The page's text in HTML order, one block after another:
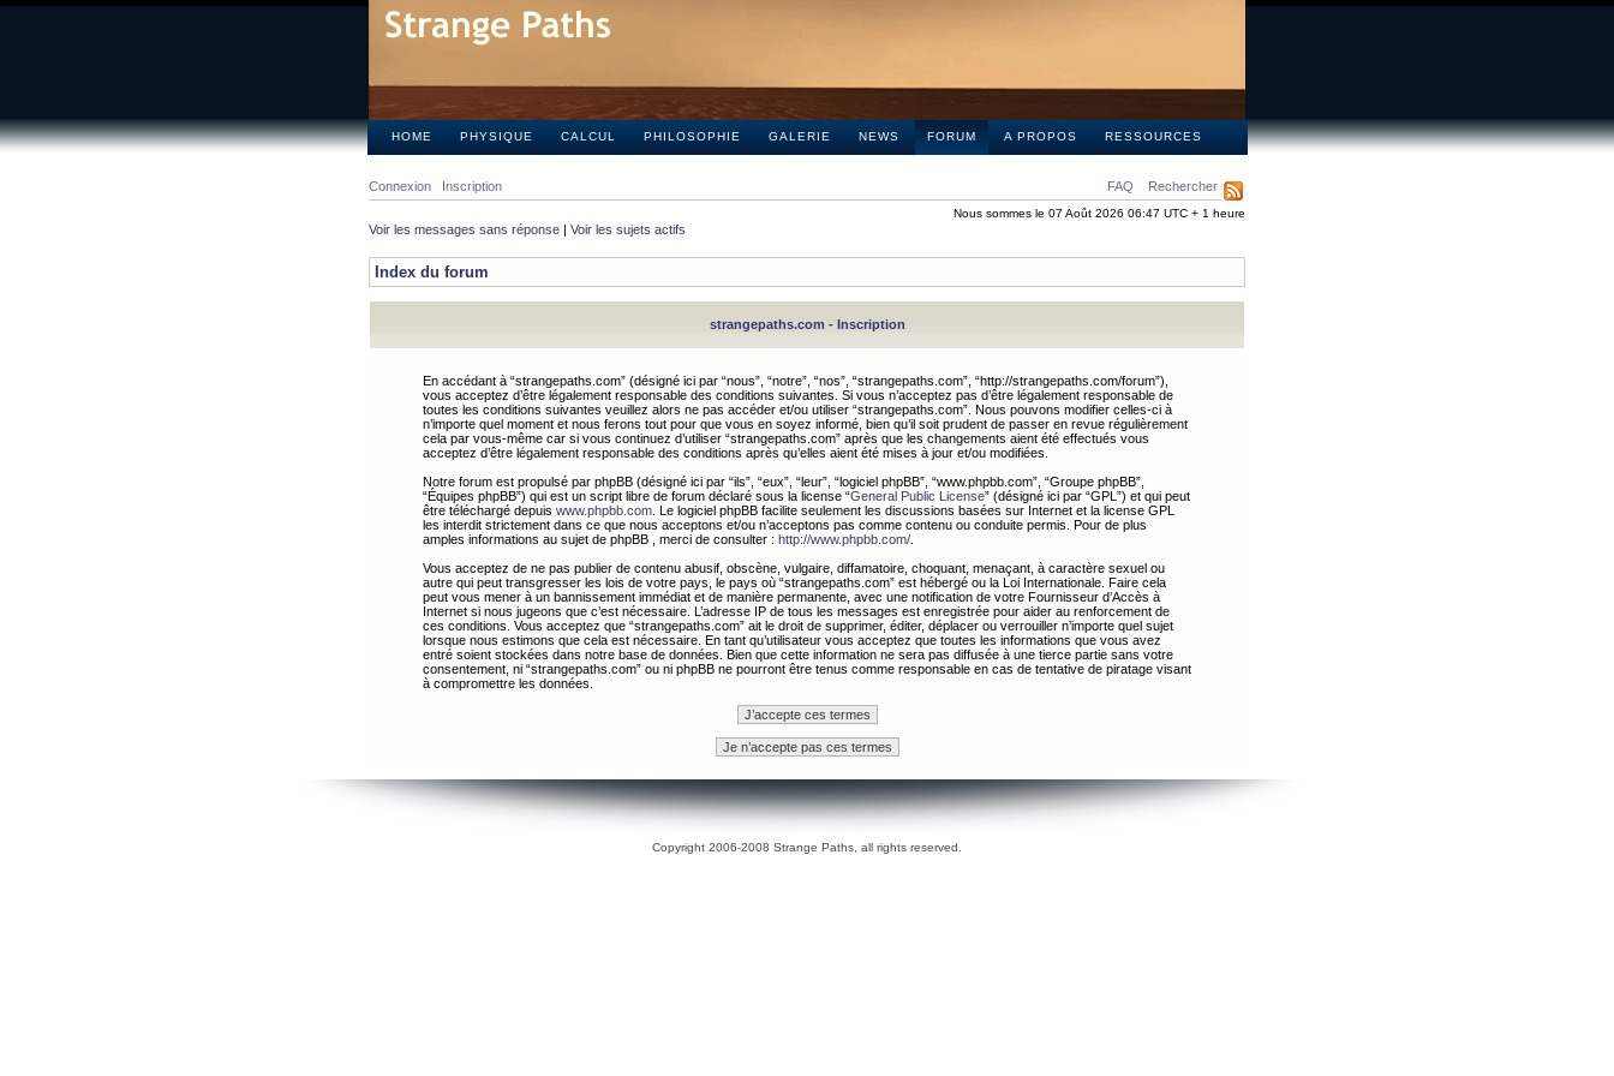
HOME PHYSIQUE CALCUL PHILOSOPHIE GALERIE NEWS FORUM A PROPOS RESSOURCES
FAQ Rechercher
Connexion Inscription
Nous sommes le 07 Août 2026 06:47 UTC + 1 heure
Voir les messages sans réponse | Voir les sujets actifs
Index du forum
strangepaths.com - Inscription
En accédant à “strangepaths.com” (désigné ici par “nous”, “notre”, “nos”, “strangepaths.com”, “http://strangepaths.com/forum”),
vous acceptez d’être légalement responsable des conditions suivantes. Si vous n’acceptez pas d’être légalement responsable de
toutes les conditions suivantes veuillez alors ne pas accéder et/ou utiliser “strangepaths.com”. Nous pouvons modifier celles-ci à
n’importe quel moment et nous ferons tout pour que vous en soyez informé, bien qu’il soit prudent de passer en revue régulièrement
cela par vous-même car si vous continuez d’utiliser “strangepaths.com” après que les changements aient été effectués vous
acceptez d’être légalement responsable des conditions après qu’elles aient été mises à jour et/ou modifiées.
Notre forum est propulsé par phpBB (désigné ici par “ils”, “eux”, “leur”, “logiciel phpBB”, “www.phpbb.com”, “Groupe phpBB”,
“Équipes phpBB”) qui est un script libre de forum déclaré sous la license “General Public License” (désigné ici par “GPL”) et qui peut
être téléchargé depuis www.phpbb.com . Le logiciel phpBB facilite seulement les discussions basées sur Internet et la license GPL
les interdit strictement dans ce que nous acceptons et/ou n’acceptons pas comme contenu ou conduite permis. Pour de plus
amples informations au sujet de phpBB , merci de consulter : http://www.phpbb.com/
Vous acceptez de ne pas publier de contenu abusif, obscène, vulgaire, diffamatoire, choquant, menaçant, à caractère sexuel ou
autre qui peut transgresser les lois de votre pays, le pays où “strangepaths.com” est hébergé ou la Loi Internationale. Faire cela
peut vous mener à un bannissement immédiat et de manière permanente, avec une notification de votre Fournisseur d’Accès à
Internet si nous jugeons que c’est nécessaire. L’adresse IP de tous les messages est enregistrée pour aider au renforcement de
ces conditions. Vous acceptez que “strangepaths.com” ait le droit de supprimer, éditer, déplacer ou verrouiller n’importe quel sujet
lorsque nous estimons que cela est nécessaire. En tant qu’utilisateur vous acceptez que toutes les informations que vous avez
entré soient stockées dans notre base de données. Bien que cette information ne sera pas diffusée à une tierce partie sans votre
consentement, ni “strangepaths.com” ou ni phpBB ne pourront être tenus comme responsable en cas de tentative de piratage visant
à compromettre les données.
Copyright 2006-2008 Strange Paths, all rights reserved.